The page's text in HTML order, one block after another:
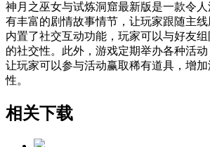
神月之巫女与试炼洞窟最新版是一款令
有丰富的剧情故事情节，让玩家跟随主
内置了社交互动功能，玩家可以与好友
的社交性。此外，游戏定期举办各种活动
让玩家可以参与活动赢取稀有道具，增
性。
相关下载